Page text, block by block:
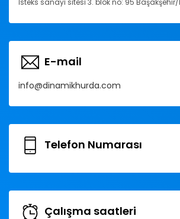
E-mail
info@dinamikhurda.com
Telefon Numarası
Çalışma saatleri